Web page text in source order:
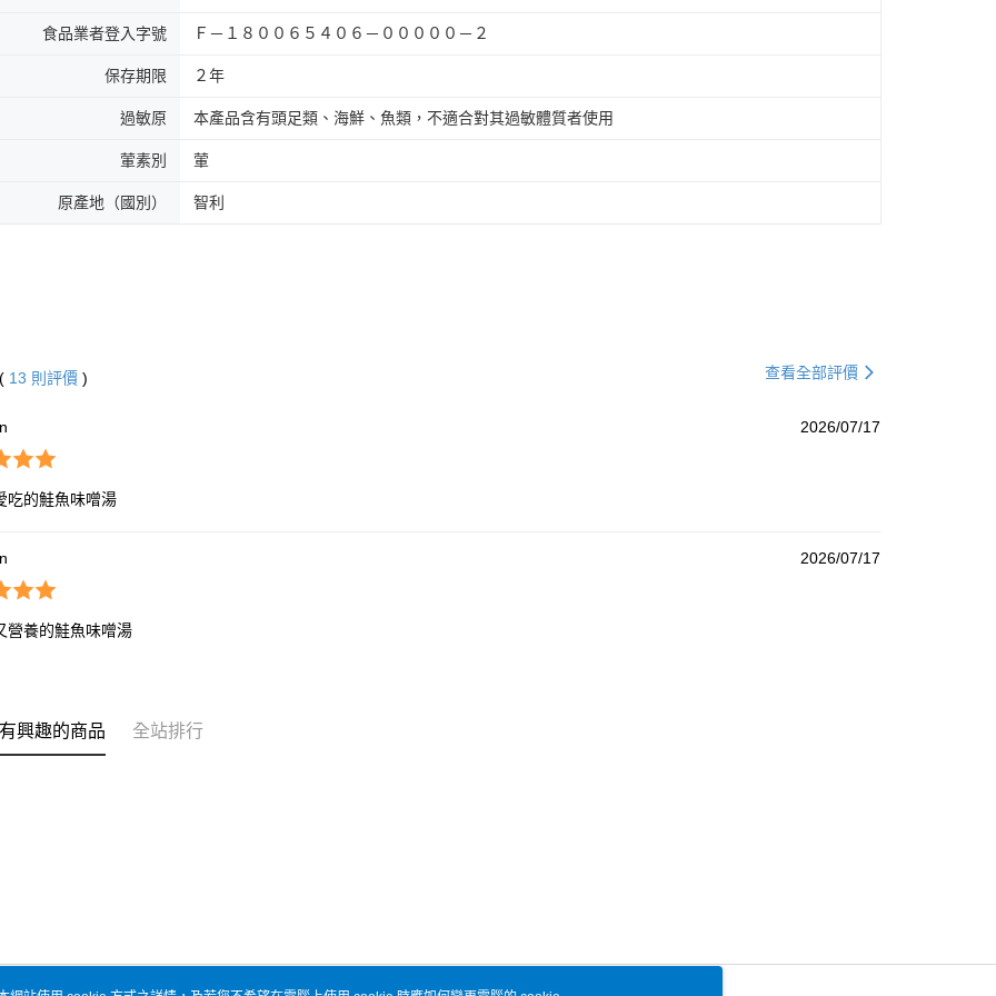
食品業者登入字號 Ｆ－１８００６５４０６－０００００－２
保存期限 ２年
過敏原 本產品含有頭足類、海鮮、魚類，不適合對其過敏體質者使用
葷素別 葷
原產地（國別） 智利
( 13 則評價 ) 查看全部評價
2026/07/17
吃的鮭魚味噌湯
2026/07/17
營養的鮭魚味噌湯
興趣的商品 全站排行